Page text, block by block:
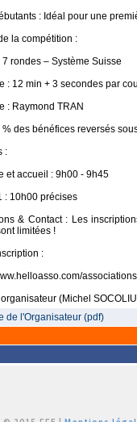
: Idéal pour une
la compétition :
7 rondes – Système Suisse
: 12 min + 3 secondes par
: Raymond TRAN
% des bénéfices reversés
:
et accueil : 9h00 - 9h45
: 10h00 précises
& Contact : Les
limitées !
:
(Michel
de l'Organisateur (pdf)